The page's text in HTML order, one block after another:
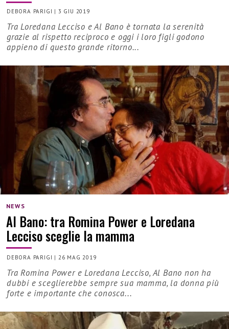
DEBORA PARIGI | 3 GIU 2019
Tra Loredana Lecciso e Al Bano è tornata la serenità
grazie al rispetto reciproco e oggi i loro figli godono
appieno di questo grande ritorno...
NEWS
Al Bano: tra Romina Power e Loredana
Lecciso sceglie la mamma
DEBORA PARIGI | 26 MAG 2019
Tra Romina Power e Loredana Lecciso, Al Bano non ha
dubbi e sceglierebbe sempre sua mamma, la donna più
forte e importante che conosca...